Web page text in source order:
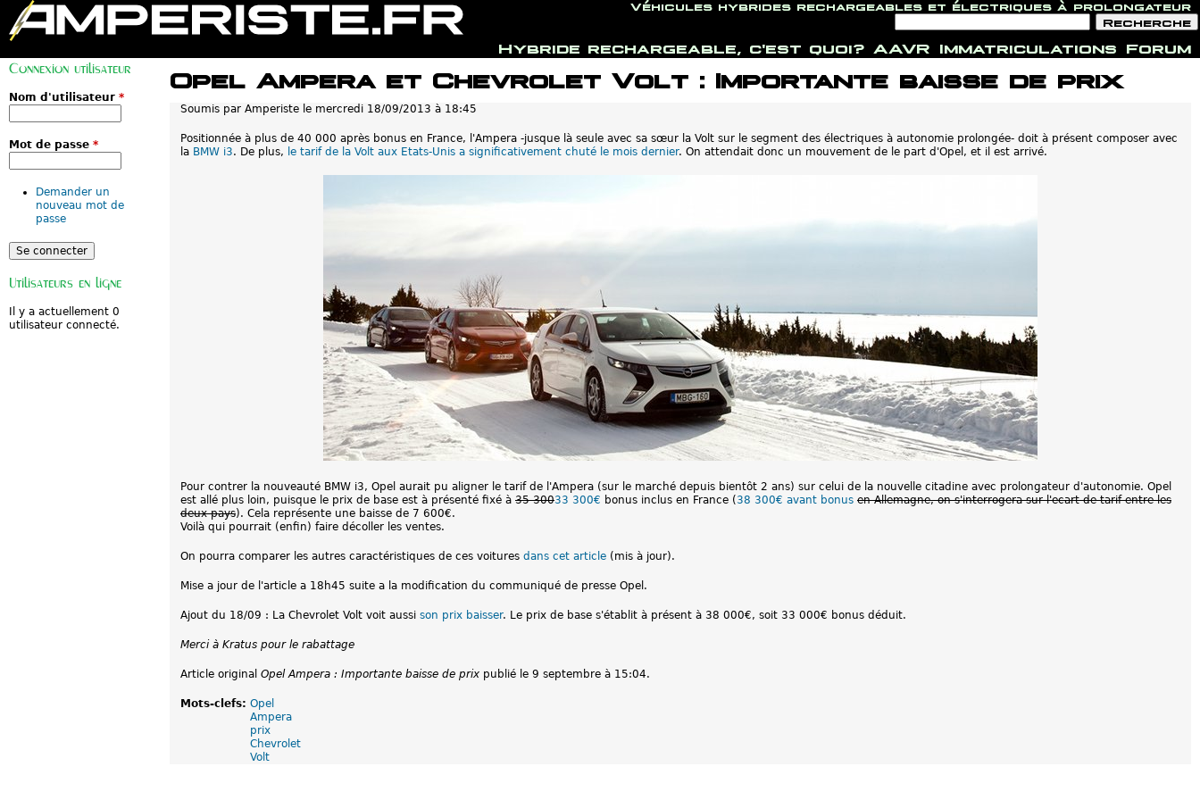
Jump to navigation
Véhicules hybrides rechargeables et électriques à prolongateur
F
o
r
m
a
d
e
r
c
e
h
r
c
Opel Ampera et Chevrolet Volt : Importante baisse de prix
Soumis par Amperiste le mercredi 18/09/2013 à 18:45
Positionnée à plus de 40 000 après bonus en France, l'Ampera -jusque là seule avec sa sœur la Volt sur le segment des électriques à autonomie prolongée- doit à présent composer avec
la BMW i3. De plus, le tarif de la Volt aux Etats-Unis a significativement chuté le mois dernier. On attendait donc un mouvement de le part d'Opel, et il est arrivé.
Pour contrer la nouveauté BMW i3, Opel aurait pu aligner le tarif de l'Ampera (sur le marché depuis bientôt 2 ans) sur celui de la nouvelle citadine avec prolongateur d'autonomie. Opel
est allé plus loin, puisque le prix de base est à présenté fixé à 35 30033 300€ bonus inclus en France (38 300€ avant bonus en Allemagne, on s'interrogera sur l'ecart de tarif entre les
deux pays). Cela représente une baisse de 7 600€.
Voilà qui pourrait (enfin) faire décoller les ventes.
On pourra comparer les autres caractéristiques de ces voitures dans cet article (mis à jour).
Mise a jour de l'article a 18h45 suite a la modification du communiqué de presse Opel.
Ajout du 18/09 : La Chevrolet Volt voit aussi son prix baisser. Le prix de base s'établit à présent à 38 000€, soit 33 000€ bonus déduit.
Merci à Kratus pour le rabattage
Article original Opel Ampera : Importante baisse de prix publié le 9 septembre à 15:04.
Mots-clefs: Opel
Ampera
prix
Chevrolet
Volt
M
e
Forum
Immatriculations
AAVR
Hybride rechargeable, c'est quoi?
Connexion utilisateur
Nom d'utilisateur *
Mot de passe *
Demander un
nouveau mot de
passe
Utilisateurs en ligne
Il y a actuellement 0
utilisateur connecté.